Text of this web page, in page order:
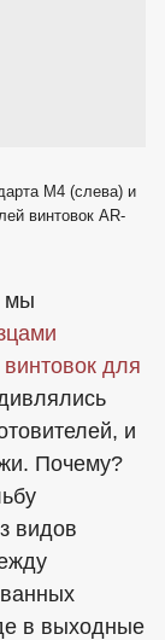
М4 (слева) и
винтовок AR-
мы
для
и
Почему?
видов
в выходные